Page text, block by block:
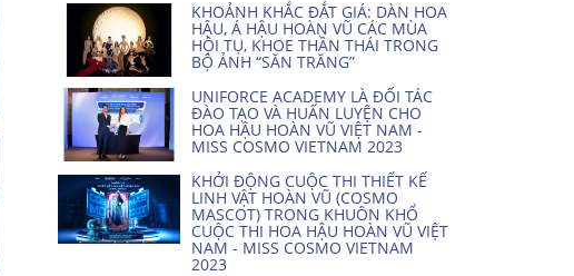
KHOẢNH KHẮC ĐẮT GIÁ: DÀN HOA
HẬU, Á HẬU HOÀN VŨ CÁC MÙA
HỘI TỤ, KHOE THẦN THÁI TRONG
BỘ ẢNH “SĂN TRĂNG”
UNIFORCE ACADEMY LÀ ĐỐI TÁC
ĐÀO TẠO VÀ HUẤN LUYỆN CHO
HOA HẬU HOÀN VŨ VIỆT NAM -
MISS COSMO VIETNAM 2023
KHỞI ĐỘNG CUỘC THI THIẾT KẾ
LINH VẬT HOÀN VŨ (COSMO
MASCOT) TRONG KHUÔN KHỔ
CUỘC THI HOA HẬU HOÀN VŨ VIỆT
NAM - MISS COSMO VIETNAM
2023